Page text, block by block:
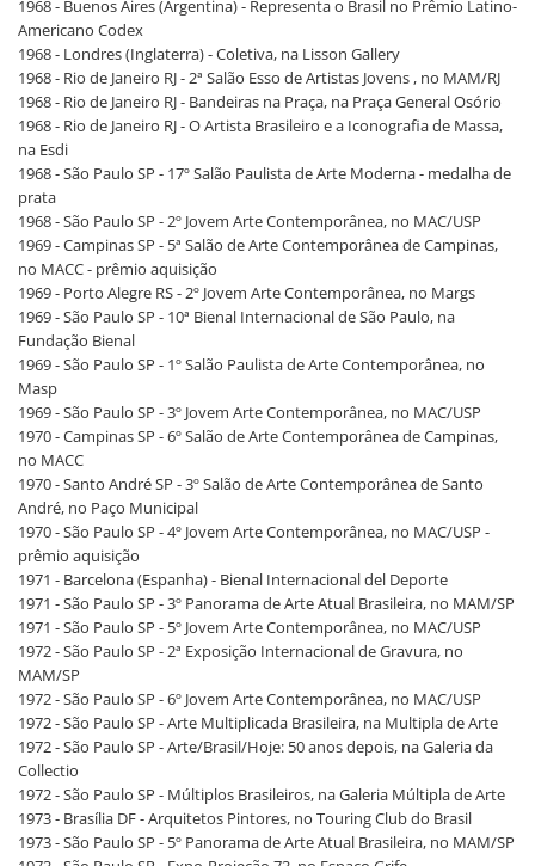
1968 - Buenos Aires (Argentina) - Representa o Brasil no Prêmio Latino-
Americano Codex
1968 - Londres (Inglaterra) - Coletiva, na Lisson Gallery
1968 - Rio de Janeiro RJ - 2ª Salão Esso de Artistas Jovens , no MAM/RJ
1968 - Rio de Janeiro RJ - Bandeiras na Praça, na Praça General Osório
1968 - Rio de Janeiro RJ - O Artista Brasileiro e a Iconografia de Massa,
na Esdi
1968 - São Paulo SP - 17º Salão Paulista de Arte Moderna - medalha de
prata
1968 - São Paulo SP - 2º Jovem Arte Contemporânea, no MAC/USP
1969 - Campinas SP - 5ª Salão de Arte Contemporânea de Campinas,
no MACC - prêmio aquisição
1969 - Porto Alegre RS - 2º Jovem Arte Contemporânea, no Margs
1969 - São Paulo SP - 10ª Bienal Internacional de São Paulo, na
Fundação Bienal
1969 - São Paulo SP - 1º Salão Paulista de Arte Contemporânea, no
Masp
1969 - São Paulo SP - 3º Jovem Arte Contemporânea, no MAC/USP
1970 - Campinas SP - 6º Salão de Arte Contemporânea de Campinas,
no MACC
1970 - Santo André SP - 3º Salão de Arte Contemporânea de Santo
André, no Paço Municipal
1970 - São Paulo SP - 4º Jovem Arte Contemporânea, no MAC/USP -
prêmio aquisição
1971 - Barcelona (Espanha) - Bienal Internacional del Deporte
1971 - São Paulo SP - 3º Panorama de Arte Atual Brasileira, no MAM/SP
1971 - São Paulo SP - 5º Jovem Arte Contemporânea, no MAC/USP
1972 - São Paulo SP - 2ª Exposição Internacional de Gravura, no
MAM/SP
1972 - São Paulo SP - 6º Jovem Arte Contemporânea, no MAC/USP
1972 - São Paulo SP - Arte Multiplicada Brasileira, na Multipla de Arte
1972 - São Paulo SP - Arte/Brasil/Hoje: 50 anos depois, na Galeria da
Collectio
1972 - São Paulo SP - Múltiplos Brasileiros, na Galeria Múltipla de Arte
1973 - Brasília DF - Arquitetos Pintores, no Touring Club do Brasil
1973 - São Paulo SP - 5º Panorama de Arte Atual Brasileira, no MAM/SP